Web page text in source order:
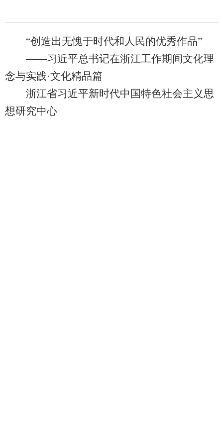
“创造出无愧于时代和人民的优秀作品”
——习近平总书记在浙江工作期间文化理
念与实践·文化精品篇
浙江省习近平新时代中国特色社会主义思
想研究中心